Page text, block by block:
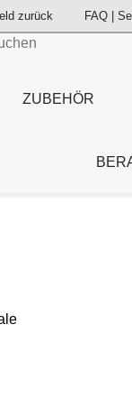
zurück FAQ |
ZUBEHÖR